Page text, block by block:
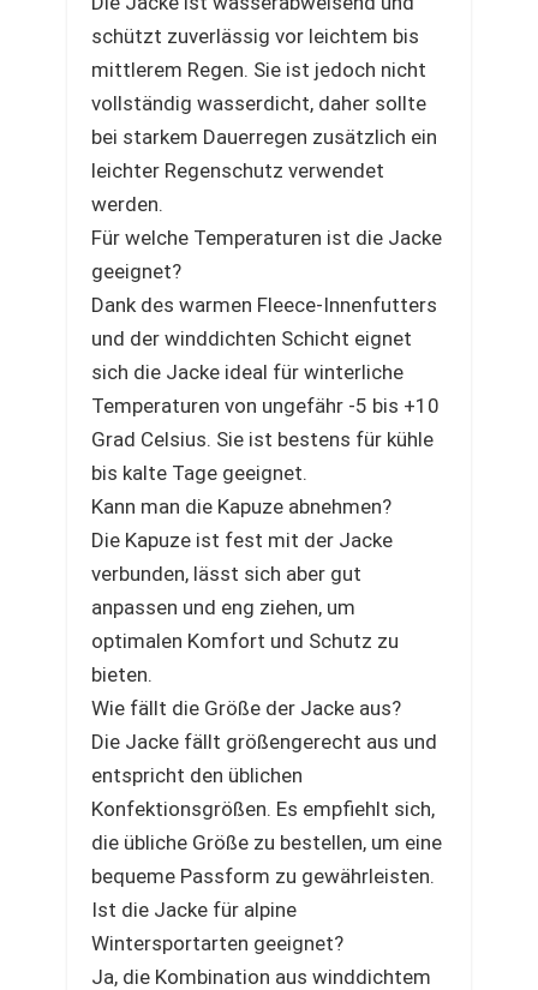
schützt zuverlässig vor leichtem bis
mittlerem Regen. Sie ist jedoch nicht
vollständig wasserdicht, daher sollte
bei starkem Dauerregen zusätzlich ein
leichter Regenschutz verwendet
werden.
Für welche Temperaturen ist die Jacke
geeignet?
Dank des warmen Fleece-Innenfutters
und der winddichten Schicht eignet
sich die Jacke ideal für winterliche
Temperaturen von ungefähr -5 bis +10
Grad Celsius. Sie ist bestens für kühle
bis kalte Tage geeignet.
Kann man die Kapuze abnehmen?
Die Kapuze ist fest mit der Jacke
verbunden, lässt sich aber gut
anpassen und eng ziehen, um
optimalen Komfort und Schutz zu
bieten.
Wie fällt die Größe der Jacke aus?
Die Jacke fällt größengerecht aus und
entspricht den üblichen
Konfektionsgrößen. Es empfiehlt sich,
die übliche Größe zu bestellen, um eine
bequeme Passform zu gewährleisten.
Ist die Jacke für alpine
Wintersportarten geeignet?
Ja, die Kombination aus winddichtem